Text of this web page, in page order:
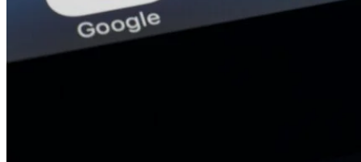
Formation Ingénierie Financière –
Maîtrisez la Gestion et le Financement